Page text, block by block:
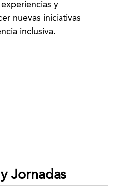
y
nuevas iniciativas
inclusiva.
Jornadas